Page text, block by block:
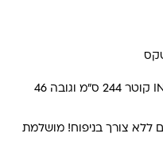
בריכה קשיחה חיות ים מחברת INTEX קוטר 244 ס"מ וגובה 46
ללא צורך בניפוח! מושלמת